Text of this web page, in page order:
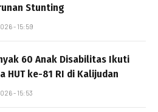
Stunting
- 15:59
60 Anak Disabilitas Ikuti
HUT ke-81 RI di Kalijudan
- 15:53